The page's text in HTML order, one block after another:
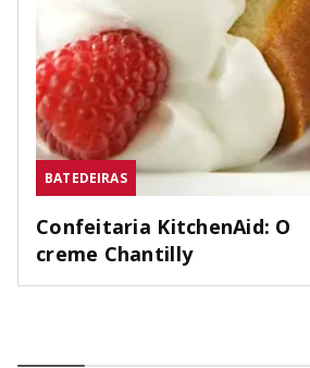
BATEDEIRAS
Confeitaria KitchenAid: O
creme Chantilly